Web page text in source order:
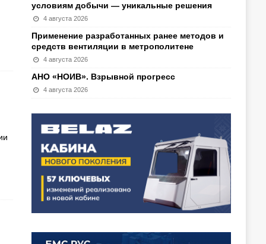
условиям добычи — уникальные решения
4 августа 2026
Применение разработанных ранее методов и
средств вентиляции в метрополитене
4 августа 2026
АНО «НОИВ». Взрывной прогресс
4 августа 2026